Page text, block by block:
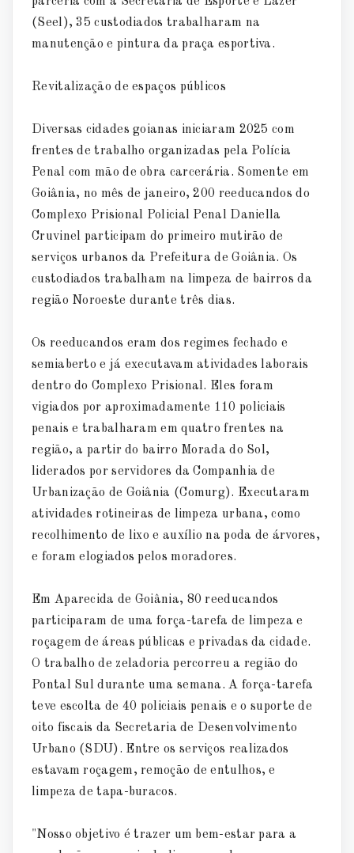
(Seel), 35 custodiados trabalharam na
manutenção e pintura da praça esportiva.
Revitalização de espaços públicos
Diversas cidades goianas iniciaram 2025 com
frentes de trabalho organizadas pela Polícia
Penal com mão de obra carcerária. Somente em
Goiânia, no mês de janeiro, 200 reeducandos do
Complexo Prisional Policial Penal Daniella
Cruvinel participam do primeiro mutirão de
serviços urbanos da Prefeitura de Goiânia. Os
custodiados trabalham na limpeza de bairros da
região Noroeste durante três dias.
Os reeducandos eram dos regimes fechado e
semiaberto e já executavam atividades laborais
dentro do Complexo Prisional. Eles foram
vigiados por aproximadamente 110 policiais
penais e trabalharam em quatro frentes na
região, a partir do bairro Morada do Sol,
liderados por servidores da Companhia de
Urbanização de Goiânia (Comurg). Executaram
atividades rotineiras de limpeza urbana, como
recolhimento de lixo e auxílio na poda de árvores,
e foram elogiados pelos moradores.
Em Aparecida de Goiânia, 80 reeducandos
participaram de uma força-tarefa de limpeza e
roçagem de áreas públicas e privadas da cidade.
O trabalho de zeladoria percorreu a região do
Pontal Sul durante uma semana. A força-tarefa
teve escolta de 40 policiais penais e o suporte de
oito fiscais da Secretaria de Desenvolvimento
Urbano (SDU). Entre os serviços realizados
estavam roçagem, remoção de entulhos, e
limpeza de tapa-buracos.
"Nosso objetivo é trazer um bem-estar para a